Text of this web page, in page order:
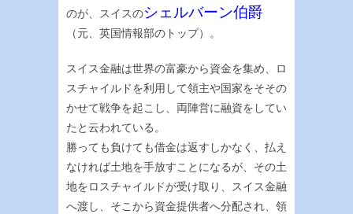
のが、スイスのシェルバーン伯爵
（元、英国情報部のトップ）。
スイス金融は世界の富豪から資金を集め、ロ
スチャイルドを利用して領主や国家をそその
かせて戦争を起こし、両陣営に融資をしてい
たと云われている。
勝っても負けても借金は返すしかなく、払え
なければ土地を手放すことになるが、その土
地をロスチャイルドが受け取り、スイス金融
へ渡し、そこから資金提供者へ分配され、領